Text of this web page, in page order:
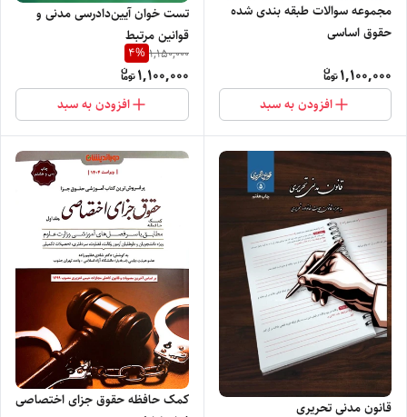
مجموعه سوالات طبقه بندی شده
حقوق اساسی
1,100,000
افزودن به سبد
تست خوان آیین‌دادرسی مدنی و
قوانین مرتبط
1,150,000
4%
1,100,000
افزودن به سبد
قانون مدنی تحریری
کمک حافظه حقوق جزای اختصاصی